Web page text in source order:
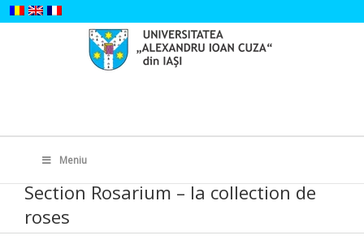
Skip
to
for:
Meniu
Section Rosarium – la collection de
roses